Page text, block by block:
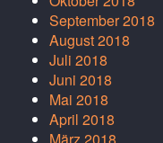
September 2018
August 2018
Juli 2018
Juni 2018
Mai 2018
April 2018